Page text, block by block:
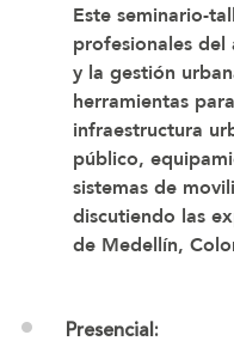
Este seminario-
profesionales
y la gestión
herramientas
infraestructura
público,
sistemas de
discutiendo las
de Medellín,
Presencial: